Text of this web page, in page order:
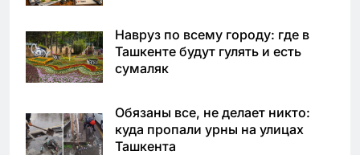
Навруз по всему городу: где в
Ташкенте будут гулять и есть
сумаляк
Обязаны все, не делает никто:
куда пропали урны на улицах
Ташкента